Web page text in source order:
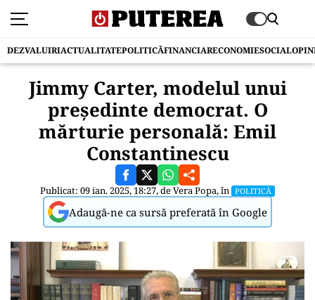
DEZVALUIRIACTUALITATEPOLITICĂFINANCIARECONOMIESOCIAL
Jimmy Carter, modelul unui
președinte democrat. O
mărturie personală: Emil
Constantinescu
Publicat: 09 ian. 2025, 18:27, deVera Popa, în POLITICĂ
Adaugă-ne ca sursă preferată în Google